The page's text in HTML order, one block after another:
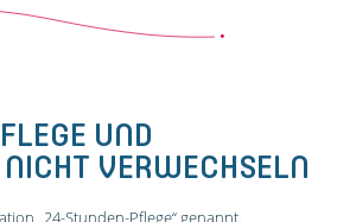
UND
VERWECHSELN
„24-Stunden-Pflege“ genannt.